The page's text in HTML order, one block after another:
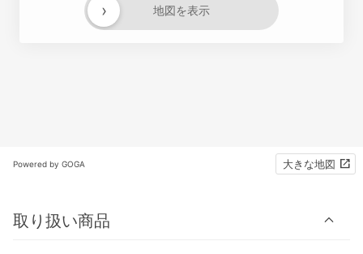
地図を表示
›
Powered by GOGA 大きな地図
取り扱い商品